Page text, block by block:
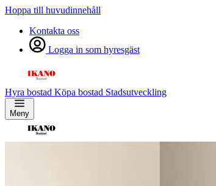
Hoppa till huvudinnehåll
Kontakta oss
Logga in som hyresgäst
Hyra bostad Köpa bostad Stadsutveckling
Meny